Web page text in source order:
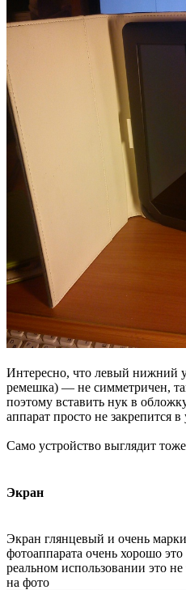
Интересно, что левый нижний
ремешка) — не симметричен,
поэтому вставить нук в
аппарат просто не закрепится
Само устройство выглядит
Экран
Экран глянцевый и очень
фотоаппарата очень хорошо
реальном использовании это
на фото